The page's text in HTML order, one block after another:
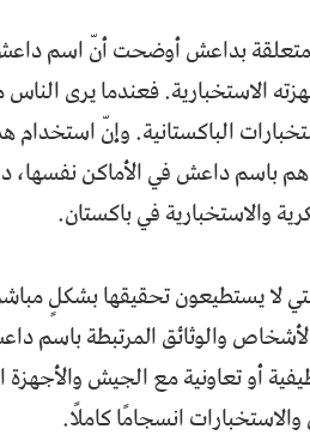
المتعلقة بداعش أوضحت أنّ اسم
الاستخبارية. فعندما يرى
الباكستانية. وإنّ استخدام
باسم داعش في الأماكن
والاستخبارية في باكستان.
لا يستطيعون تحقيقها بشكلٍ
والوثائق المرتبطة باسم
أو تعاونية مع الجيش والأجهزة
انسجامًا كاملًا.